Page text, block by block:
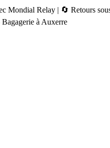
Mondial Relay | 🔄 Retours
à Auxerre